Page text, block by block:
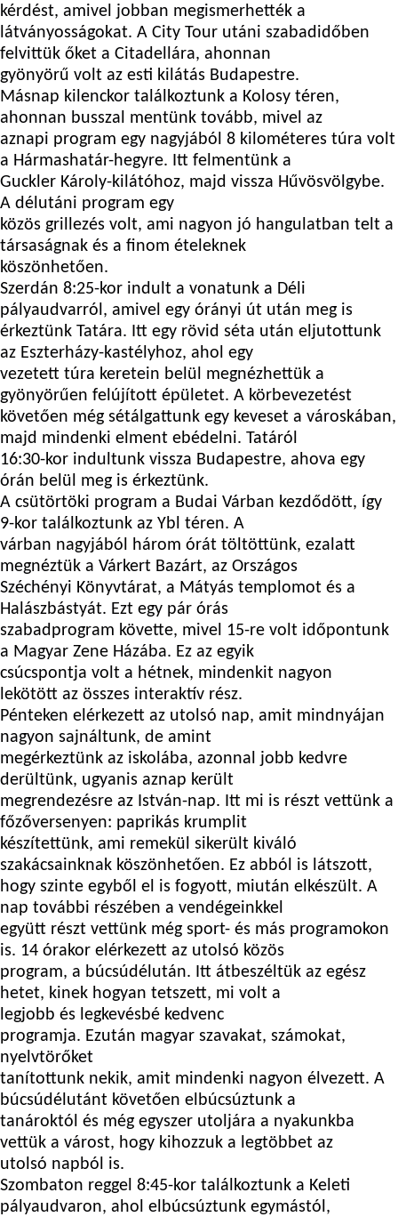
kérdést, amivel jobban megismerhették a
látványosságokat. A City Tour utáni szabadidőben
felvittük őket a Citadellára, ahonnan
gyönyörű volt az esti kilátás Budapestre.
Másnap kilenckor találkoztunk a Kolosy téren,
ahonnan busszal mentünk tovább, mivel az
aznapi program egy nagyjából 8 kilométeres túra volt
a Hármashatár-hegyre. Itt felmentünk a
Guckler Károly-kilátóhoz, majd vissza Hűvösvölgybe.
A délutáni program egy
közös grillezés volt, ami nagyon jó hangulatban telt a
társaságnak és a finom ételeknek
köszönhetően.
Szerdán 8:25-kor indult a vonatunk a Déli
pályaudvarról, amivel egy órányi út után meg is
érkeztünk Tatára. Itt egy rövid séta után eljutottunk
az Eszterházy-kastélyhoz, ahol egy
vezetett túra keretein belül megnézhettük a
gyönyörűen felújított épületet. A körbevezetést
követően még sétálgattunk egy keveset a városkában,
majd mindenki elment ebédelni. Tatáról
16:30-kor indultunk vissza Budapestre, ahova egy
órán belül meg is érkeztünk.
A csütörtöki program a Budai Várban kezdődött, így
9-kor találkoztunk az Ybl téren. A
várban nagyjából három órát töltöttünk, ezalatt
megnéztük a Várkert Bazárt, az Országos
Széchényi Könyvtárat, a Mátyás templomot és a
Halászbástyát. Ezt egy pár órás
szabadprogram követte, mivel 15-re volt időpontunk
a Magyar Zene Házába. Ez az egyik
csúcspontja volt a hétnek, mindenkit nagyon
lekötött az összes interaktív rész.
Pénteken elérkezett az utolsó nap, amit mindnyájan
nagyon sajnáltunk, de amint
megérkeztünk az iskolába, azonnal jobb kedvre
derültünk, ugyanis aznap került
megrendezésre az István-nap. Itt mi is részt vettünk a
főzőversenyen: paprikás krumplit
készítettünk, ami remekül sikerült kiváló
szakácsainknak köszönhetően. Ez abból is látszott,
hogy szinte egyből el is fogyott, miután elkészült. A
nap további részében a vendégeinkkel
együtt részt vettünk még sport- és más programokon
is. 14 órakor elérkezett az utolsó közös
program, a búcsúdélután. Itt átbeszéltük az egész
hetet, kinek hogyan tetszett, mi volt a
legjobb és legkevésbé kedvenc
programja. Ezután magyar szavakat, számokat,
nyelvtörőket
tanítottunk nekik, amit mindenki nagyon élvezett. A
búcsúdélutánt követően elbúcsúztunk a
tanároktól és még egyszer utoljára a nyakunkba
vettük a várost, hogy kihozzuk a legtöbbet az
utolsó napból is.
Szombaton reggel 8:45-kor találkoztunk a Keleti
pályaudvaron, ahol elbúcsúztunk egymástól,